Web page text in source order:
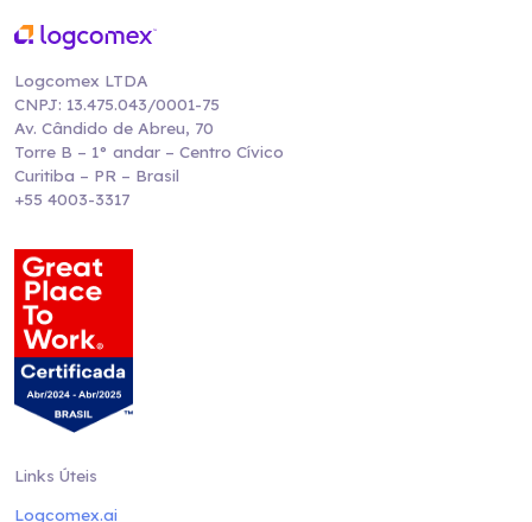
Logcomex LTDA
CNPJ: 13.475.043/0001-75
Av. Cândido de Abreu, 70
Torre B – 1° andar – Centro Cívico
Curitiba – PR – Brasil
+55 4003-3317
Links Úteis
Logcomex.ai